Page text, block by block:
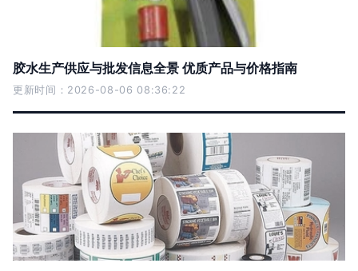
胶水生产供应与批发信息全景 优质产品与价格指南
更新时间：2026-08-06 08:36:22